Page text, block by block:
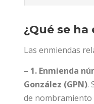
¿Qué se
Las enmiendas
– 1. Enmienda
González (GPN).
de nombramiento